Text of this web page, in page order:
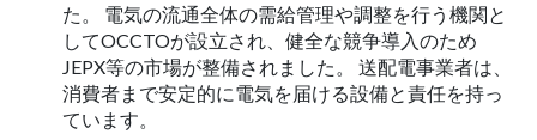
た。 電気の流通全体の需給管理や調整を⾏う機関と
してOCCTOが設⽴され、健全な競争導⼊のため
JEPX等の市場が整備されました。 送配電事業者は、
消費者まで安定的に電気を届ける設備と責任を持っ
ています。